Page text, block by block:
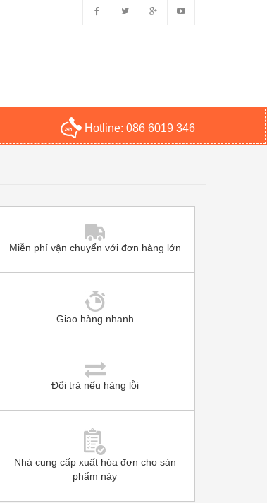
Hotline: 086 6019 346
Miễn phí vận chuyển với đơn hàng lớn
Giao hàng nhanh
Đổi trả nếu hàng lỗi
Nhà cung cấp xuất hóa đơn cho sản
phẩm này